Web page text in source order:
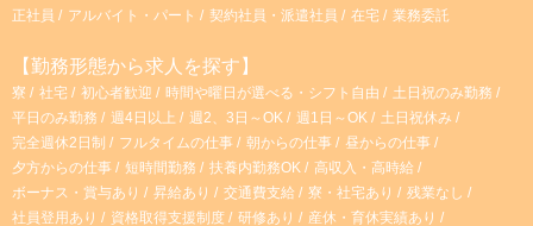
正社員 アルバイト・パート 契約社員・派遣社員 在宅 業務委託
【勤務形態から求人を探す】
寮 社宅 初心者歓迎 時間や曜日が選べる・シフト自由
土日祝のみ勤務
平日のみ勤務
週4日以上 週2、3日～OK 週1日～OK
土日祝休み
完全週休2日制
フルタイムの仕事 朝からの仕事
昼からの仕事
夕方からの仕事
短時間勤務 扶養内勤務OK
高収入・高時給
ボーナス・賞与あり
昇給あり 交通費支給 寮・社宅あり
残業なし
社員登用あり
資格取得支援制度 研修あり
産休・育休実績あり